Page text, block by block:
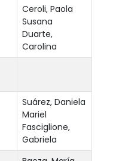
Ceroli, Paola
Susana
Duarte,
Carolina
Suárez, Daniela
Mariel
Fasciglione,
Gabriela